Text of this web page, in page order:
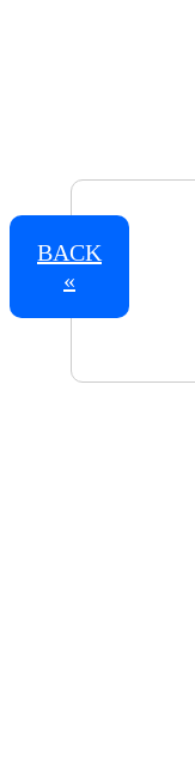
BACK
«